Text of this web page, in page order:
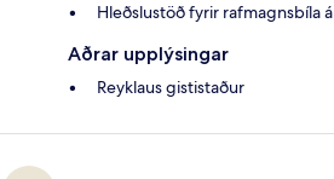
Hleðslustöð fyrir rafmagnsbíla
Aðrar upplýsingar
Reyklaus gististaður